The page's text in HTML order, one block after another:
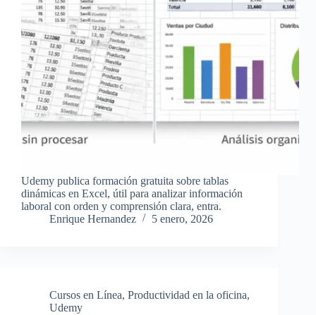
Udemy publica formación gratuita sobre tablas
dinámicas en Excel, útil para analizar información
laboral con orden y comprensión clara, entra.
Enrique Hernandez
5 enero, 2026
Cursos en Línea, Productividad en la oficina,
Udemy